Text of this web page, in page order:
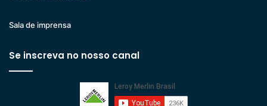
Sala de imprensa
Se inscreva no nosso canal